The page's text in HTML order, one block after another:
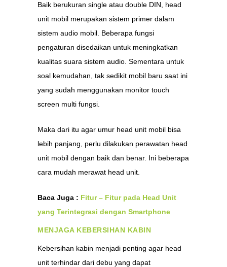
Baik berukuran single atau double DIN, head
unit mobil merupakan sistem primer dalam
sistem audio mobil. Beberapa fungsi
pengaturan disedaikan untuk meningkatkan
kualitas suara sistem audio. Sementara untuk
soal kemudahan, tak sedikit mobil baru saat ini
yang sudah menggunakan monitor touch
screen multi fungsi.
Maka dari itu agar umur head unit mobil bisa
lebih panjang, perlu dilakukan perawatan head
unit mobil dengan baik dan benar. Ini beberapa
cara mudah merawat head unit.
Baca Juga : Fitur – Fitur pada Head Unit
yang Terintegrasi dengan Smartphone
MENJAGA KEBERSIHAN KABIN
Kebersihan kabin menjadi penting agar head
unit terhindar dari debu yang dapat